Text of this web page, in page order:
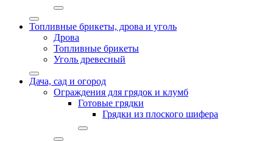
Топливные брикеты, дрова и уголь
Дрова
Топливные брикеты
Уголь древесный
Дача, сад и огород
Ограждения для грядок и клумб
Готовые грядки
Грядки из плоского шифера